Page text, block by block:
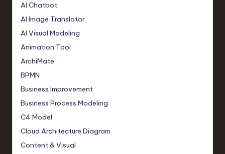
AI Chatbot
AI Image Translator
AI Visual Modeling
Animation Tool
ArchiMate
BPMN
Business Improvement
Business Process Modeling
C4 Model
Cloud Architecture Diagram
Content & Visual